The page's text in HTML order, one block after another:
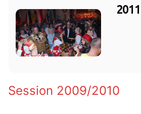
2011
Session 2009/2010